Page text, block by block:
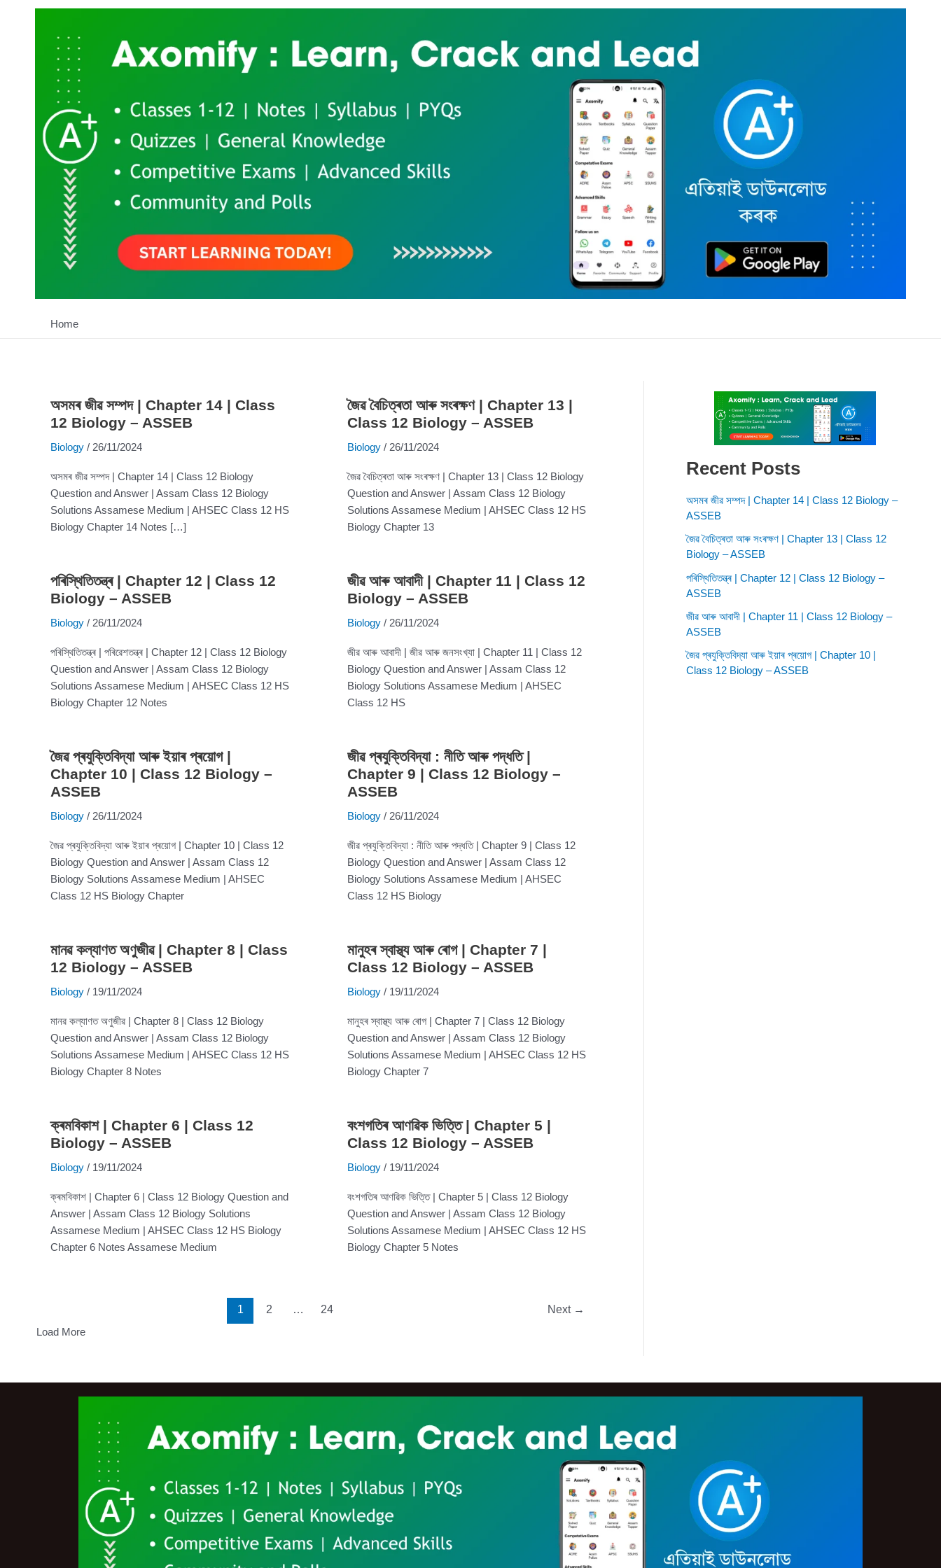
Home
অসমৰ জীৱ সম্পদ | Chapter 14 | Class
12 Biology – ASSEB
Biology / 26/11/2024
অসমৰ জীৱ সম্পদ | Chapter 14 | Class 12 Biology
Question and Answer | Assam Class 12 Biology
Solutions Assamese Medium | AHSEC Class 12 HS
Biology Chapter 14 Notes […]
জৈৱ বৈচিত্ৰতা আৰু সংৰক্ষণ | Chapter 13 |
Class 12 Biology – ASSEB
Biology/ 26/11/2024
জৈৱ বৈচিত্ৰতা আৰু সংৰক্ষণ | Chapter 13 | Class 12 Biology
Question and Answer | Assam Class 12 Biology
Solutions Assamese Medium | AHSEC Class 12 HS
Biology Chapter 13
পৰিস্থিতিতন্ত্ৰ | Chapter 12 | Class 12
Biology – ASSEB
Biology / 26/11/2024
পৰিস্থিতিতন্ত্ৰ | পৰিৱেশতন্ত্ৰ | Chapter 12 | Class 12 Biology
Question and Answer | Assam Class 12 Biology
Solutions Assamese Medium | AHSEC Class 12 HS
Biology Chapter 12 Notes
জীৱ আৰু আবাদী | Chapter 11 | Class 12
Biology – ASSEB
Biology/ 26/11/2024
জীৱ আৰু আবাদী | জীৱ আৰু জনসংখ্যা | Chapter 11 | Class 12
Biology Question and Answer | Assam Class 12
Biology Solutions Assamese Medium | AHSEC
Class 12 HS
জৈৱ প্ৰযুক্তিবিদ্যা আৰু ইয়াৰ প্ৰয়োগ |
Chapter 10 | Class 12 Biology –
ASSEB
Biology / 26/11/2024
জৈৱ প্ৰযুক্তিবিদ্যা আৰু ইয়াৰ প্ৰয়োগ | Chapter 10 | Class 12
Biology Question and Answer | Assam Class 12
Biology Solutions Assamese Medium | AHSEC
Class 12 HS Biology Chapter
জীৱ প্ৰযুক্তিবিদ্যা : নীতি আৰু পদ্ধতি |
Chapter 9 | Class 12 Biology –
ASSEB
Biology/ 26/11/2024
জীৱ প্ৰযুক্তিবিদ্যা : নীতি আৰু পদ্ধতি | Chapter 9 | Class 12
Biology Question and Answer | Assam Class 12
Biology Solutions Assamese Medium | AHSEC
Class 12 HS Biology
মানৱ কল্যাণত অণুজীৱ | Chapter 8 | Class
12 Biology – ASSEB
Biology / 19/11/2024
মানৱ কল্যাণত অণুজীৱ | Chapter 8 | Class 12 Biology
Question and Answer | Assam Class 12 Biology
Solutions Assamese Medium | AHSEC Class 12 HS
Biology Chapter 8 Notes
মানুহৰ স্বাস্থ্য আৰু ৰোগ | Chapter 7 |
Class 12 Biology – ASSEB
Biology/ 19/11/2024
মানুহৰ স্বাস্থ্য আৰু ৰোগ | Chapter 7 | Class 12 Biology
Question and Answer | Assam Class 12 Biology
Solutions Assamese Medium | AHSEC Class 12 HS
Biology Chapter 7
ক্ৰমবিকাশ | Chapter 6 | Class 12
Biology – ASSEB
Biology / 19/11/2024
ক্ৰমবিকাশ | Chapter 6 | Class 12 Biology Question and
Answer | Assam Class 12 Biology Solutions
Assamese Medium | AHSEC Class 12 HS Biology
Chapter 6 Notes Assamese Medium
বংশগতিৰ আণৱিক ভিত্তি | Chapter 5 |
Class 12 Biology – ASSEB
Biology/ 19/11/2024
বংশগতিৰ আণৱিক ভিত্তি | Chapter 5 | Class 12 Biology
Question and Answer | Assam Class 12 Biology
Solutions Assamese Medium | AHSEC Class 12 HS
Biology Chapter 5 Notes
1 2 … 24 Next →
Load More
Recent Posts
অসমৰ জীৱ সম্পদ | Chapter 14 | Class 12 Biology –
ASSEB
জৈৱ বৈচিত্ৰতা আৰু সংৰক্ষণ | Chapter 13 | Class 12
Biology – ASSEB
পৰিস্থিতিতন্ত্ৰ | Chapter 12 | Class 12 Biology –
ASSEB
জীৱ আৰু আবাদী | Chapter 11 | Class 12 Biology –
ASSEB
জৈৱ প্ৰযুক্তিবিদ্যা আৰু ইয়াৰ প্ৰয়োগ | Chapter 10 |
Class 12 Biology – ASSEB